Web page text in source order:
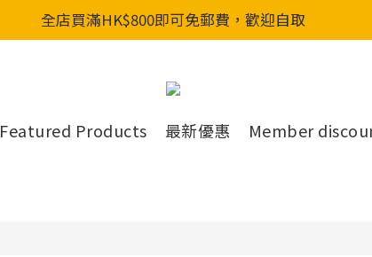
全店買滿HK$800即可免郵費，歡迎自取
全店買滿HK$800即可免郵費，歡迎自取
全店買滿HK$800即可免郵費，歡迎自取
Featured Products 最新優惠
Member